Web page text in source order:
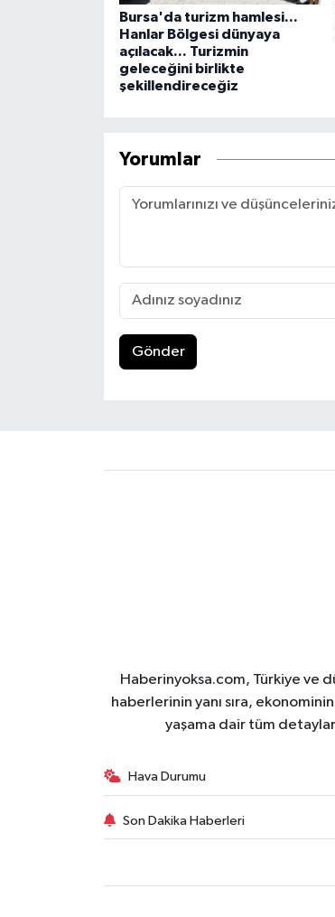
Bursa'da turizm hamlesi...
Hanlar Bölgesi dünyaya
açılacak... Turizmin
geleceğini birlikte
şekillendireceğiz
Yorumlar
Gönder
Haberinyoksa.com, Türkiye ve
haberlerinin yanı sıra,
yaşama dair tüm
Hava Durumu
Son Dakika Haberleri